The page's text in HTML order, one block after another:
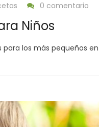
0 comentario
Niños
los más pequeños